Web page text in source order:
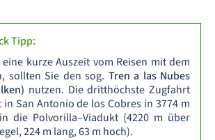
Tipp:
kurze Auszeit vom Reisen mit dem
sollten Sie den sog. Tren a las Nubes
nutzen. Die dritthöchste Zugfahrt
San Antonio de los Cobres in 3774 m
die Polvorilla–Viadukt (4220 m über
224 m lang, 63 m hoch).